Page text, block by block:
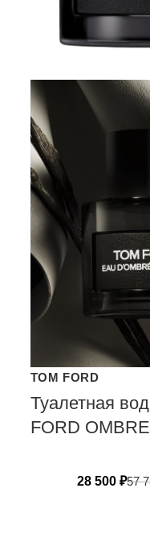
TOM FORD
Туалетная
FORD
28 500 ₽57